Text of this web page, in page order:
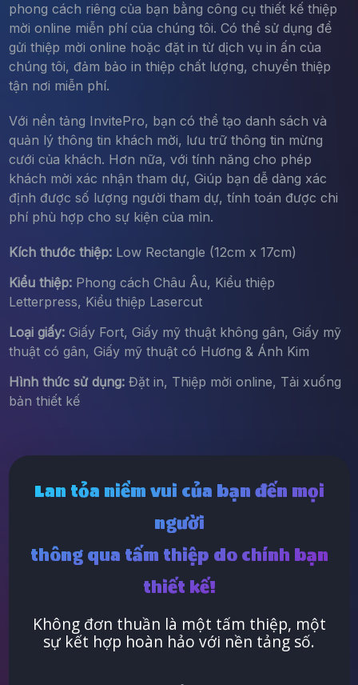
phong cách riêng của bạn bằng công cụ thiết kế thiệp
mời online miễn phí của chúng tôi. Có thể sử dụng để
gửi thiệp mời online hoặc đặt in từ dịch vụ in ấn của
chúng tôi, đảm bảo in thiệp chất lượng, chuyển thiệp
tận nơi miễn phí.
Với nền tảng InvitePro, bạn có thể tạo danh sách và
quản lý thông tin khách mời, lưu trữ thông tin mừng
cưới của khách. Hơn nữa, với tính năng cho phép
khách mời xác nhận tham dự, Giúp bạn dễ dàng xác
định được số lượng người tham dự, tính toán được chi
phí phù hợp cho sự kiện của mìn.
Kích thước thiệp:Low Rectangle (12cm x 17cm)
Kiểu thiệp:Phong cách Châu Âu, Kiểu thiệp
Letterpress, Kiểu thiệp Lasercut
Loại giấy:Giấy Fort, Giấy mỹ thuật không gân, Giấy mỹ
thuật có gân, Giấy mỹ thuật có Hương & Ánh Kim
Hình thức sử dụng:Đặt in, Thiệp mời online, Tải xuống
bản thiết kế
Lan tỏa niềm vui của bạn đến mọi
người
thông qua tấm thiệp do chính bạn
thiết kế!
Không đơn thuần là một tấm thiệp, một
sự kết hợp hoàn hảo với nền tảng số.